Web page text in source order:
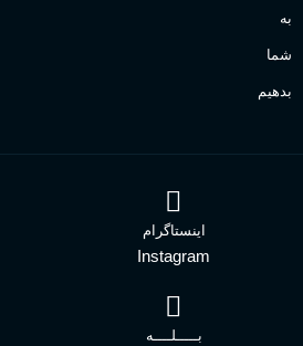
به
شما
بدهیم
اینستاگرام
Instagram
بـــــلــــه